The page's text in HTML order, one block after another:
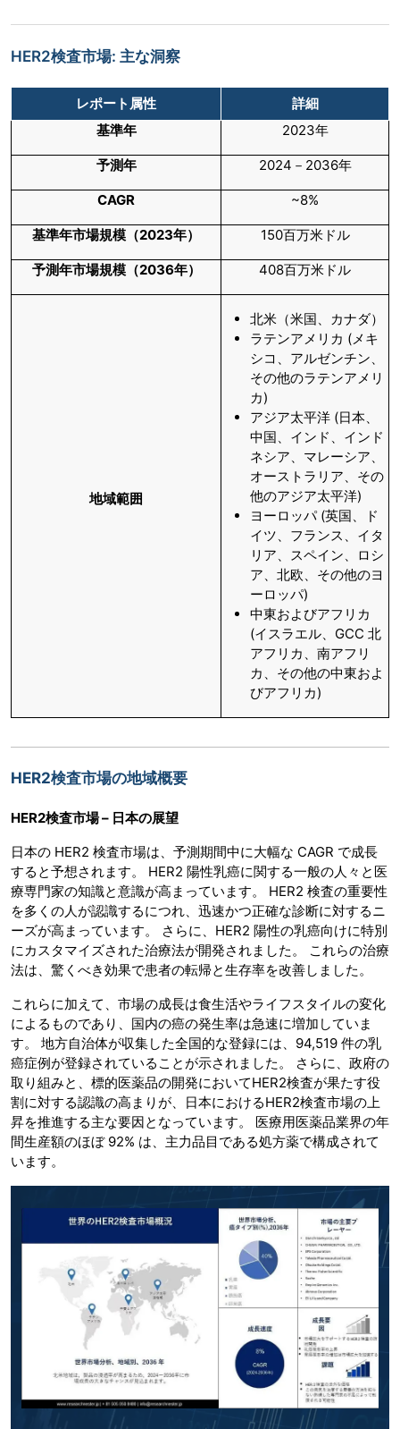
HER2検査市場: 主な洞察
レポート属性
詳細
基準年
2023年
予測年 2024－2036年
CAGR ~8%
基準年市場規模（2023年） 150百万米ドル
予測年市場規模（2036年） 408百万米ドル
地域範囲
北米（米国、カナダ）
ラテンアメリカ (メキ
シコ、アルゼンチン、
その他のラテンアメリ
カ)
アジア太平洋 (日本、
中国、インド、インド
ネシア、マレーシア、
オーストラリア、その
他のアジア太平洋)
ヨーロッパ (英国、ド
イツ、フランス、イタ
リア、スペイン、ロシ
ア、北欧、その他のヨ
ーロッパ)
中東およびアフリカ
(イスラエル、GCC 北
アフリカ、南アフリ
カ、その他の中東およ
びアフリカ)
HER2検査市場の地域概要
HER2検査市場 – 日本の展望
日本の HER2 検査市場は、予測期間中に大幅な CAGR で成長
すると予想されます。 HER2 陽性乳癌に関する一般の人々と医
療専門家の知識と意識が高まっています。 HER2 検査の重要性
を多くの人が認識するにつれ、迅速かつ正確な診断に対するニ
ーズが高まっています。 さらに、HER2 陽性の乳癌向けに特別
にカスタマイズされた治療法が開発されました。 これらの治療
法は、驚くべき効果で患者の転帰と生存率を改善しました。
これらに加えて、市場の成長は食生活やライフスタイルの変化
によるものであり、国内の癌の発生率は急速に増加していま
す。 地方自治体が収集した全国的な登録には、94,519 件の乳
癌症例が登録されていることが示されました。 さらに、政府の
取り組みと、標的医薬品の開発においてHER2検査が果たす役
割に対する認識の高まりが、日本におけるHER2検査市場の上
昇を推進する主な要因となっています。 医療用医薬品業界の年
間生産額のほぼ 92% は、主力品目である処方薬で構成されて
います。